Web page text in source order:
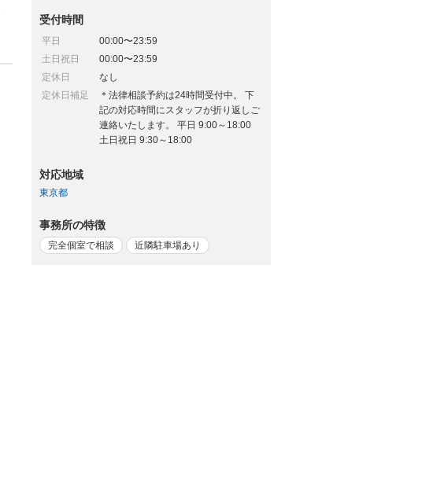
受付時間
平日
00:00〜23:59
土日祝日
00:00〜23:59
定休日
なし
定休日補足
＊法律相談予約は24時間受付中。 下
記の対応時間にスタッフが折り返しご
連絡いたします。 平日 9:00～18:00
土日祝日 9:30～18:00
対応地域
東京都
事務所の特徴
完全個室で相談 近隣駐車場あり